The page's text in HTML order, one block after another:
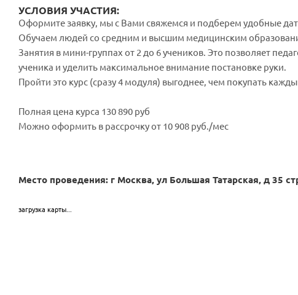
УСЛОВИЯ УЧАСТИЯ:
Оформите заявку, мы с Вами свяжемся и подберем удобные
Обучаем людей со средним и высшим медицинским
Занятия в мини-группах от 2 до 6 учеников. Это позволяет
ученика и уделить максимальное внимание постановке руки.
Пройти это курс (сразу 4 модуля) выгоднее, чем покупать
Полная цена курса 130 890 руб
Можно оформить в рассрочку от 10 908 руб./мес
Место проведения: г Москва, ул Большая Татарская, д 35
загрузка карты...